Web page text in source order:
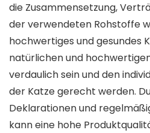
die Zusammensetzung,
der verwendeten Rohstoffe
hochwertiges und gesundes
natürlichen und
verdaulich sein und den
der Katze gerecht werden.
Deklarationen und
kann eine hohe